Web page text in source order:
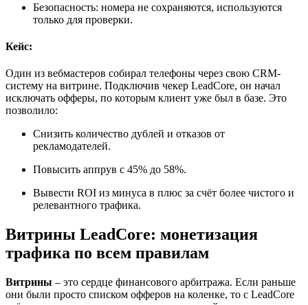
Безопасность: номера не сохраняются, используются
только для проверки.
Кейс:
Один из вебмастеров собирал телефоны через свою CRM-
систему на витрине. Подключив чекер LeadCore, он начал
исключать офферы, по которым клиент уже был в базе. Это
позволило:
Снизить количество дублей и отказов от
рекламодателей.
Повысить аппрув с 45% до 58%.
Вывести ROI из минуса в плюс за счёт более чистого и
релевантного трафика.
Витрины LeadCore: монетизация
трафика по всем правилам
Витрины – это сердце финансового арбитража. Если раньше
они были просто списком офферов на коленке, то с LeadCore